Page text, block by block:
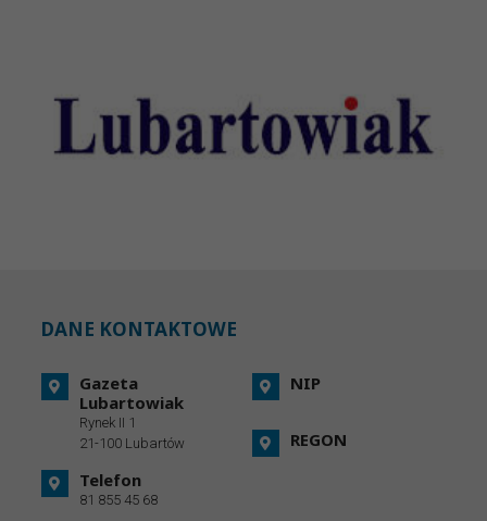
DANE KONTAKTOWE
Gazeta
Lubartowiak
Rynek II 1
21-100 Lubartów
Telefon
81 855 45 68
NIP
REGON